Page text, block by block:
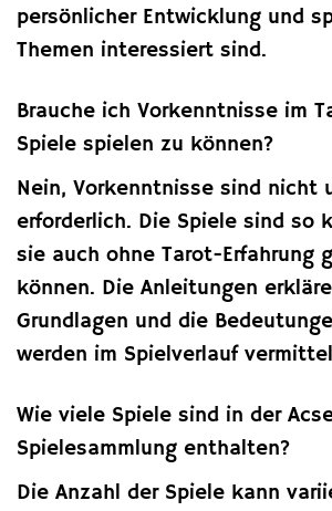
persönlicher Entwicklung und
Themen interessiert sind.
Brauche ich Vorkenntnisse im
Spiele spielen zu können?
Nein, Vorkenntnisse sind nicht
erforderlich. Die Spiele sind so
sie auch ohne Tarot-Erfahrung
können. Die Anleitungen
Grundlagen und die
werden im Spielverlauf
Wie viele Spiele sind in der
Spielesammlung enthalten?
Die Anzahl der Spiele kann